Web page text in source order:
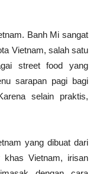
Banh Mi sangat
Vietnam, salah satu
street food yang
sarapan pagi bagi
selain praktis,
yang dibuat dari
khas Vietnam, irisan